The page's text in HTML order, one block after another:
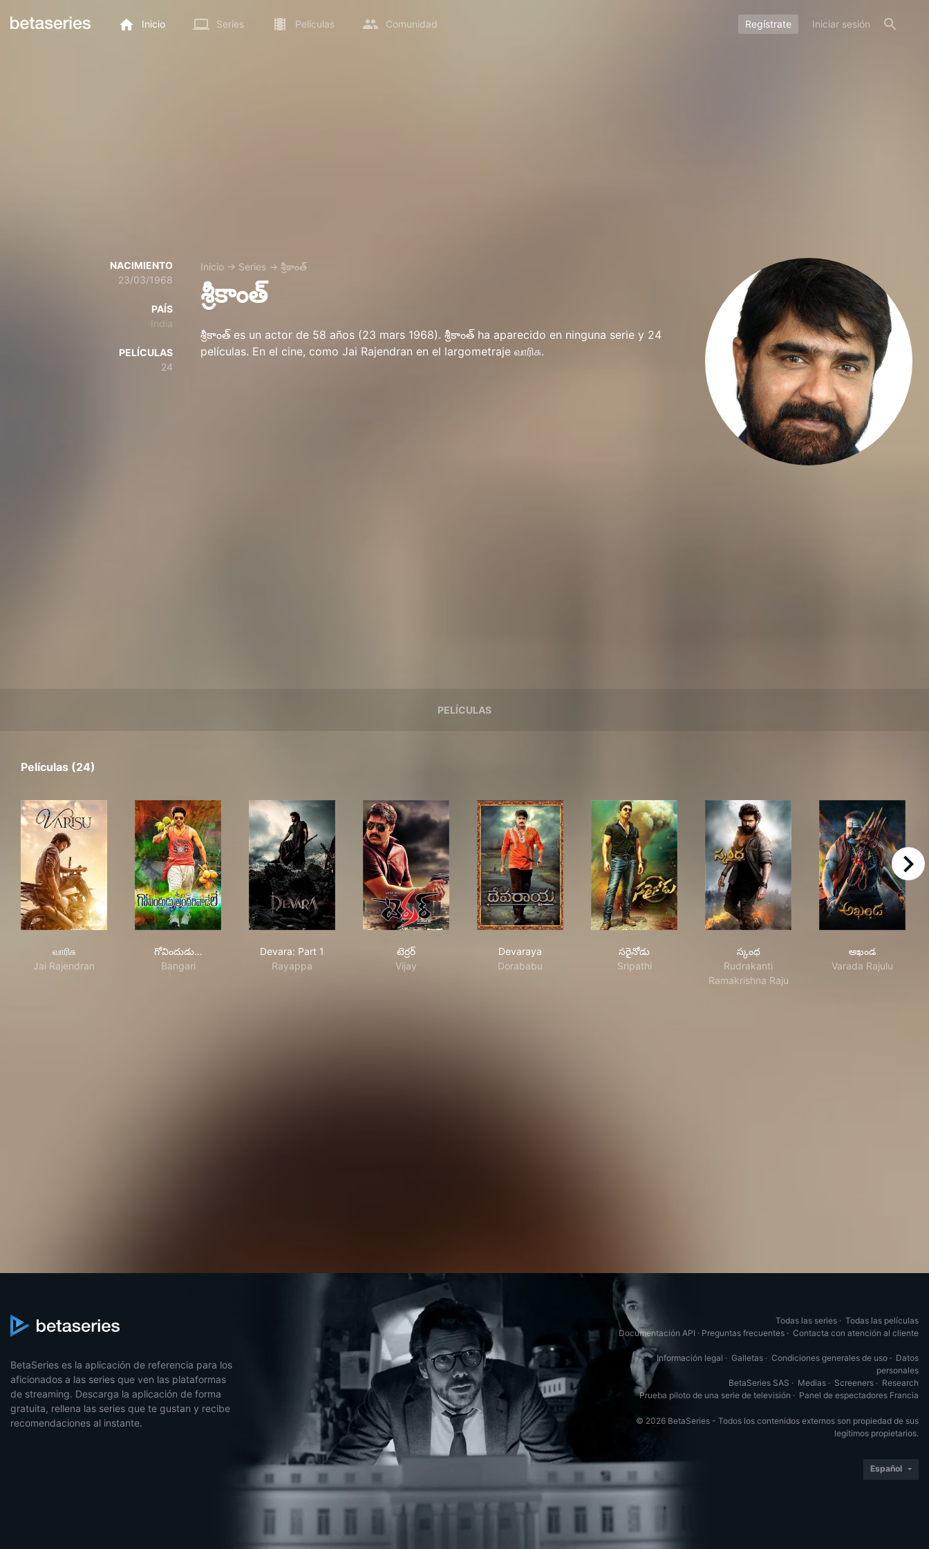
Inicio Series Películas Comunidad Regístrate Iniciar sesión
NACIMIENTO
23/03/1968
PAÍS
India
PELÍCULAS
24
Inicio → Series → శ్రీకాంత్
శ్రీకాంత్
శ్రీకాంత్ es un actor de 58 años (23 mars 1968). శ్రీకాంత్ ha aparecido en ninguna serie y 24
películas. En el cine, como Jai Rajendran en el largometraje வாரிசு.
PELÍCULAS
Películas (24)
வாரிசு
Jai Rajendran
గోవిందుడు…
Bangari
Devara: Part 1
Rayappa
టెర్రర్
Vijay
Devaraya
Dorababu
సరైనోడు
Sripathi
స్కంధ
Rudrakanti
Ramakrishna Raju
అఖండ
Varada Rajulu
right
BetaSeries es la aplicación de referencia para los
aficionados a las series que ven las plataformas
de streaming. Descarga la aplicación de forma
gratuita, rellena las series que te gustan y recibe
recomendaciones al instante.
Todas las series · Todas las películas
Documentación API · Preguntas frecuentes · Contacta con atención al cliente
Información legal · Galletas · Condiciones generales de uso · Datos
personales
BetaSeries SAS · Medias · Screeners · Research
Prueba piloto de una serie de televisión · Panel de espectadores Francia
© 2026 BetaSeries - Todos los contenidos externos son propiedad de sus
legítimos propietarios.
Español